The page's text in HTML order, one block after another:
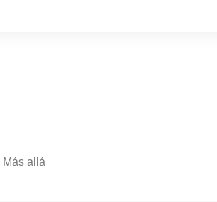
Más allá